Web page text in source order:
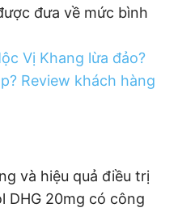
đưa về mức bình
Vị Khang lừa đảo?
Review khách hàng
và hiệu quả điều trị
DHG 20mg có công